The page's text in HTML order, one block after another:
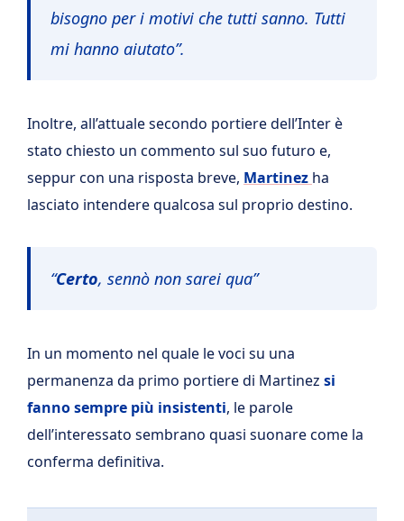
bisogno per i motivi che tutti sanno. Tutti
mi hanno aiutato”.
Inoltre, all’attuale secondo portiere dell’Inter è
stato chiesto un commento sul suo futuro e,
seppur con una risposta breve, Martinez ha
lasciato intendere qualcosa sul proprio destino.
“Certo, sennò non sarei qua”
In un momento nel quale le voci su una
permanenza da primo portiere di Martinez si
fanno sempre più insistenti, le parole
dell’interessato sembrano quasi suonare come la
conferma definitiva.